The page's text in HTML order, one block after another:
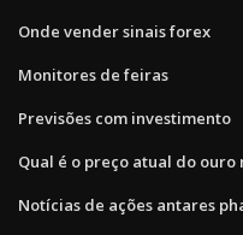
Onde vender sinais forex
Monitores de feiras
Previsões com investimento
Qual é o preço atual do ouro
Notícias de ações antares